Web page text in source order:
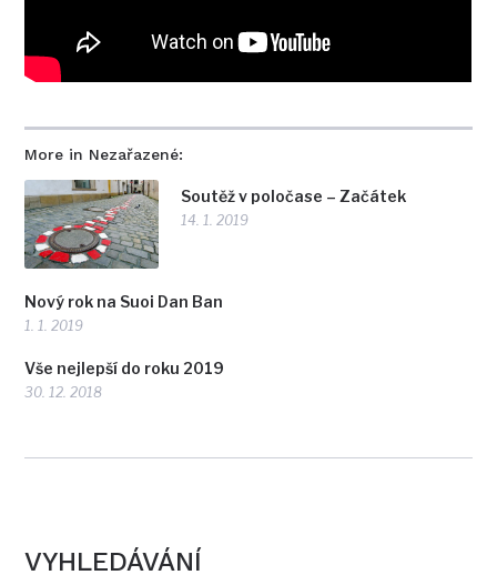
More in Nezařazené:
Soutěž v poločase – Začátek
14. 1. 2019
Nový rok na Suoi Dan Ban
1. 1. 2019
Vše nejlepší do roku 2019
30. 12. 2018
VYHLEDÁVÁNÍ